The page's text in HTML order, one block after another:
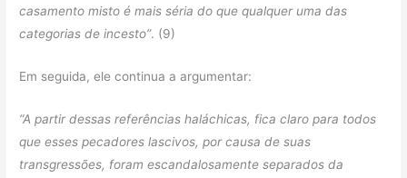
casamento misto é mais séria do que qualquer uma das
categorias de incesto”. (9)
Em seguida, ele continua a argumentar:
“A partir dessas referências haláchicas, fica claro para todos
que esses pecadores lascivos, por causa de suas
transgressões, foram escandalosamente separados da